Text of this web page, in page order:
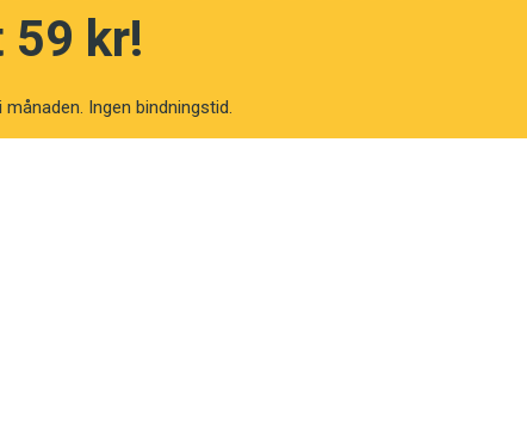
Läs Språktidningen digitalt
Press
59 kr!
Ingen bindningstid.